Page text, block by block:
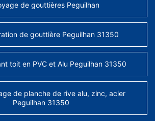
de gouttières Peguilhan
de gouttière Peguilhan 31350
toit en PVC et Alu Peguilhan 31350
de planche de rive alu, zinc, acier
Peguilhan 31350